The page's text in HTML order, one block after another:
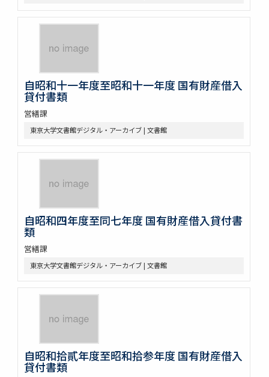
自昭和十一年度至昭和十一年度 国有財産借入
貸付書類
営繕課
東京大学文書館デジタル・アーカイブ | 文書館
自昭和四年度至同七年度 国有財産借入貸付書
類
営繕課
東京大学文書館デジタル・アーカイブ | 文書館
自昭和拾貳年度至昭和拾参年度 国有財産借入
貸付書類